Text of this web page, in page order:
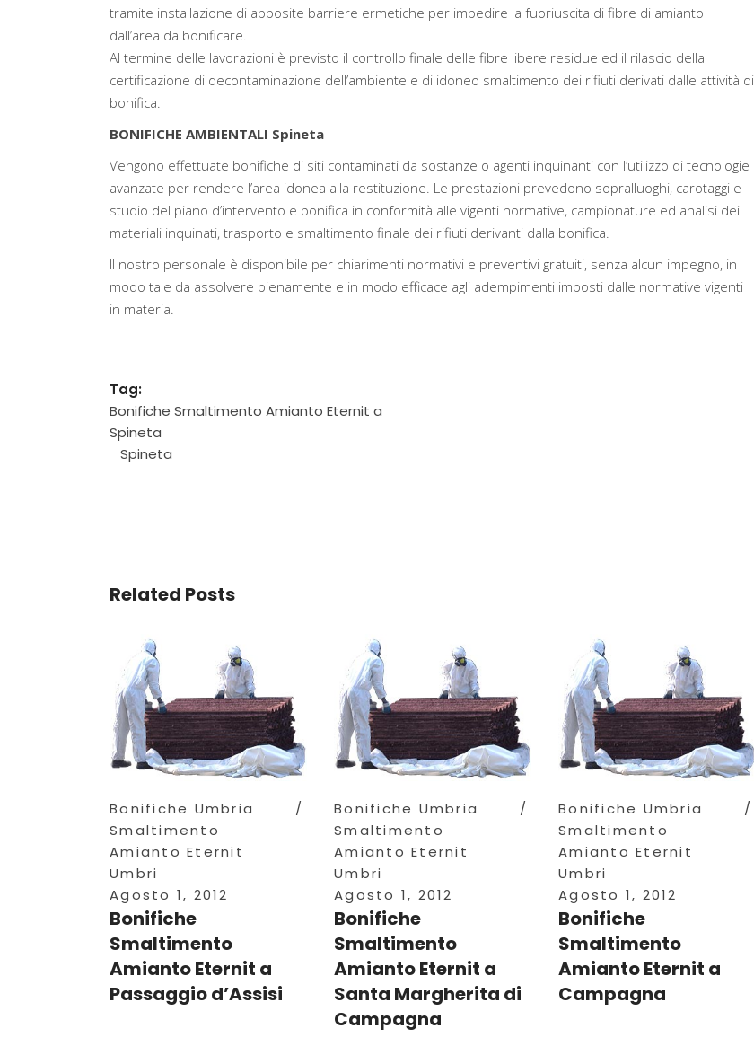
tramite installazione di apposite barriere ermetiche per impedire la fuoriuscita di fibre di amianto
dall’area da bonificare.
Al termine delle lavorazioni è previsto il controllo finale delle fibre libere residue ed il rilascio della
certificazione di decontaminazione dell’ambiente e di idoneo smaltimento dei rifiuti derivati dalle attività di
bonifica.
BONIFICHE AMBIENTALI Spineta
Vengono effettuate bonifiche di siti contaminati da sostanze o agenti inquinanti con l’utilizzo di tecnologie
avanzate per rendere l’area idonea alla restituzione. Le prestazioni prevedono sopralluoghi, carotaggi e
studio del piano d’intervento e bonifica in conformità alle vigenti normative, campionature ed analisi dei
materiali inquinati, trasporto e smaltimento finale dei rifiuti derivanti dalla bonifica.
Il nostro personale è disponibile per chiarimenti normativi e preventivi gratuiti, senza alcun impegno, in
modo tale da assolvere pienamente e in modo efficace agli adempimenti imposti dalle normative vigenti
in materia.
Tag:
Bonifiche Smaltimento Amianto Eternit a
Spineta
Spineta
Related Posts
Bonifiche Umbria
Smaltimento
Amianto Eternit
Umbri
Agosto 1, 2012
Bonifiche
Smaltimento
Amianto Eternit a
Passaggio d’Assisi
Bonifiche Umbria
Smaltimento
Amianto Eternit
Umbri
Agosto 1, 2012
Bonifiche
Smaltimento
Amianto Eternit a
Santa Margherita di
Campagna
Bonifiche Umbria
Smaltimento
Amianto Eternit
Umbri
Agosto 1, 2012
Bonifiche
Smaltimento
Amianto Eternit a
Campagna